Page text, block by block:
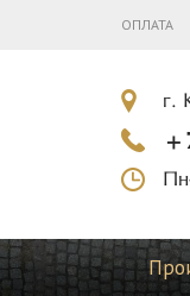
ОПЛАТА
г.